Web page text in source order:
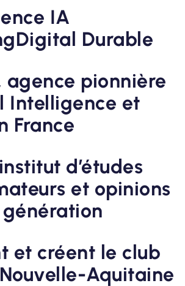
IA
Durable
agence pionnière
Intelligence et
France
d’études
et opinions
et créent le club
Aquitaine